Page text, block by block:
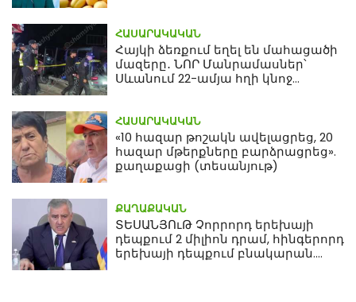
ՀԱՍԱՐԱԿԱԿԱՆ
Հայկի ձեռքում եղել են մահացածի
մազերը․ ՆՈՐ Մանրամասներ՝
Սևանում 22-ամյա հղի կնոջ
ՀԱՍԱՐԱԿԱԿԱՆ
«10 հազար թոշակն ավելացրեց, 20
հազար մթերքները բարձրացրեց».
քաղաքացի (տեսանյութ)
ՔԱՂԱՔԱԿԱՆ
ՏԵՍԱՆՅՈւԹ Չորրորդ երեխայի
դեպքում 2 միլիոն դրամ, հինգերորդ
երեխայի դեպքում բնակարան.